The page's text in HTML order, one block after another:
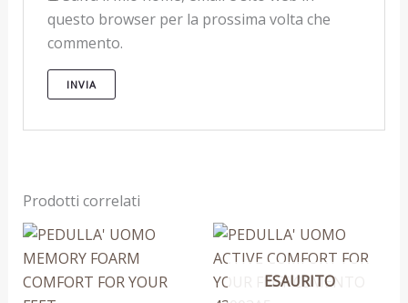
questo browser per la prossima volta che
commento.
Prodotti correlati
Questo
prodotto
ha
ESAURITO
Questo
prodotto
ha